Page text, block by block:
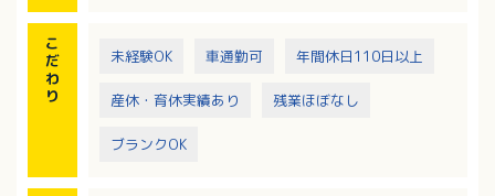
こ
だ
わ
り
未経験OK 車通勤可 年間休日110日以上
産休・育休実績あり 残業ほぼなし
ブランクOK